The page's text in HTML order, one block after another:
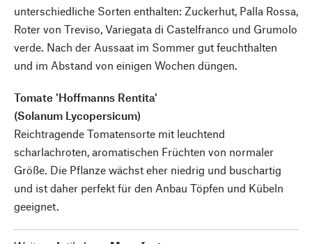
unterschiedliche Sorten enthalten: Zuckerhut, Palla Rossa,
Roter von Treviso, Variegata di Castelfranco und Grumolo
verde. Nach der Aussaat im Sommer gut feuchthalten
und im Abstand von einigen Wochen düngen.
Tomate 'Hoffmanns Rentita'
(Solanum Lycopersicum)
Reichtragende Tomatensorte mit leuchtend
scharlachroten, aromatischen Früchten von normaler
Größe. Die Pflanze wächst eher niedrig und buschartig
und ist daher perfekt für den Anbau Töpfen und Kübeln
geeignet.